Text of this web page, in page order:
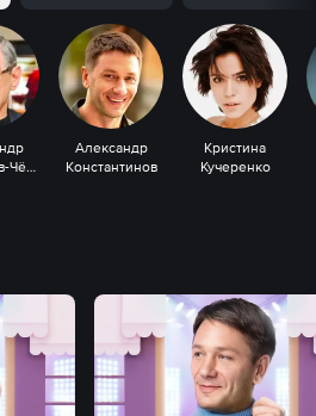
Панкратов-Чёрный
Александр
Константинов
Кристина
Кучеренко